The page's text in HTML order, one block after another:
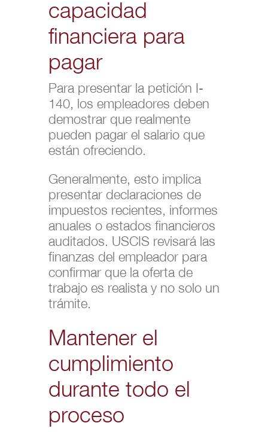
capacidad
financiera para
pagar
Para presentar la petición I-
140, los empleadores deben
demostrar que realmente
pueden pagar el salario que
están ofreciendo.
Generalmente, esto implica
presentar declaraciones de
impuestos recientes, informes
anuales o estados financieros
auditados. USCIS revisará las
finanzas del empleador para
confirmar que la oferta de
trabajo es realista y no solo un
trámite.
Mantener el
cumplimiento
durante todo el
proceso